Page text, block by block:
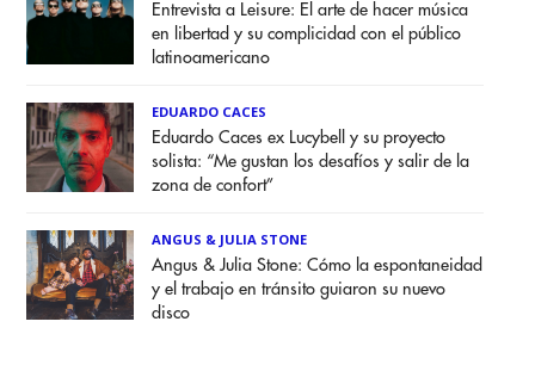
Entrevista a Leisure: El arte de hacer música
en libertad y su complicidad con el público
latinoamericano
EDUARDO CACES
Eduardo Caces ex Lucybell y su proyecto
solista: “Me gustan los desafíos y salir de la
zona de confort”
ANGUS & JULIA STONE
Angus & Julia Stone: Cómo la espontaneidad
y el trabajo en tránsito guiaron su nuevo
disco